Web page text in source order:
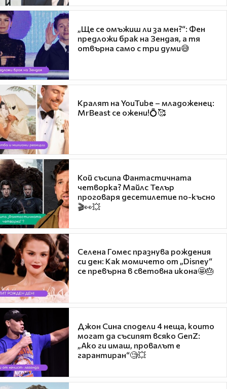
„Ще се омъжиш ли за мен?“: Фен
предложи брак на Зендая, а тя
отвърна само с три думи😅
Кралят на YouTube – младоженец:
MrBeast се ожени!💍🥰
Кой съсипа Фантастичната
четворка? Майлс Телър
проговаря десетилетие по-късно
🎬👀💥
Селена Гомес празнува рождения
си ден: Как момичето от „Disney“
се превърна в световна икона🤩🎂
Джон Сина сподели 4 неща, които
могат да съсипят всяко GenZ:
„Ако ги имаш, провалът е
гарантиран“🧐💥